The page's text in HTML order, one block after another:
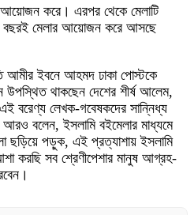
আয়োজন করে। এরপর থেকে মেলাটি
বছরই মেলার আয়োজন করে আসছে
ইবনে আহমদ ঢাকা পোস্টকে
উপস্থিত থাকছেন দেশের শীর্ষ আলেম,
বরেণ্য লেখক-গবেষকদের সান্নিধ্য
বলেন, ইসলামি বইমেলার মাধ্যমে
ছড়িয়ে পড়ুক, এই প্রত্যাশায় ইসলামি
করছি সব শ্রেণীপেশার মানুষ আগ্রহ-